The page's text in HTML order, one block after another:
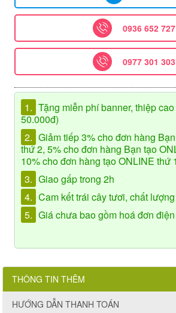
0936 652 727
0977 301 303
1. Tặng miễn phí banner, thiệp
50.000đ)
2. Giảm tiếp 3% cho đơn hàng
thứ 2, 5% cho đơn hàng Bạn tạo
10% cho đơn hàng tạo ONLINE thứ
3. Giao gấp trong 2h
4. Cam kết trái cây tươi, chất
5. Giá chưa bao gồm hoá đơn
THÔNG TIN THÊM
HƯỚNG DẪN THANH TOÁN